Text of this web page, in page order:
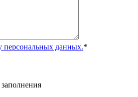
персональных данных.*